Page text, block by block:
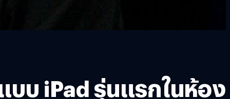
บ iPad รุ่นแรกในห้อง